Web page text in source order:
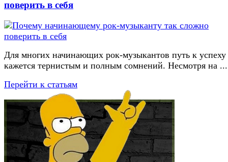
поверить в себя
Для многих начинающих рок-музыкантов путь к успеху
кажется тернистым и полным сомнений. Несмотря на ...
Перейти к статьям